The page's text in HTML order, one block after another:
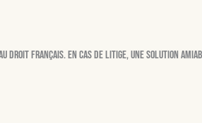
au droit français. En cas de litige, une solution